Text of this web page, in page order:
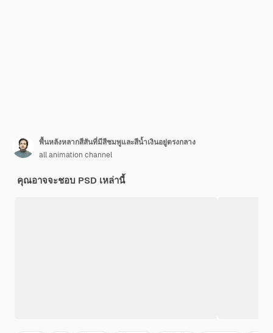
พื้นหลังหลากสีสันที่มีสีชมพูและสีน้ำเงินอยู่ตรงกลาง
all animation channel
คุณอาจจะชอบ PSD เหล่านี้